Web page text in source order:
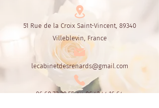
51 Rue de la Croix Saint-Vincent, 89340
Villeblevin, France
lecabinetdesrenards@gmail.com
06.60.72.30.55ou06.42.44.16.64